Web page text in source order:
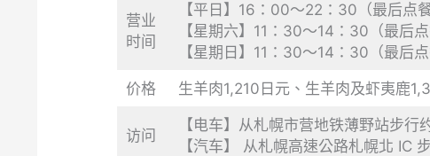
营业
时间
【平日】16：00～22：30（最后点
【星期六】11：30～14：30（最后
【星期日】11：30～14：30（最后
价格 生羊肉1,210日元、生羊肉及虾夷鹿
访问
【电车】从札幌市营地铁薄野站步行
【汽车】 从札幌高速公路札幌北 IC